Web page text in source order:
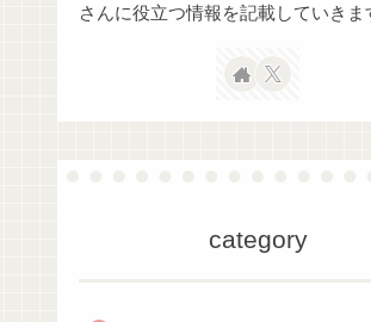
さんに役立つ情報を記載していきま
category